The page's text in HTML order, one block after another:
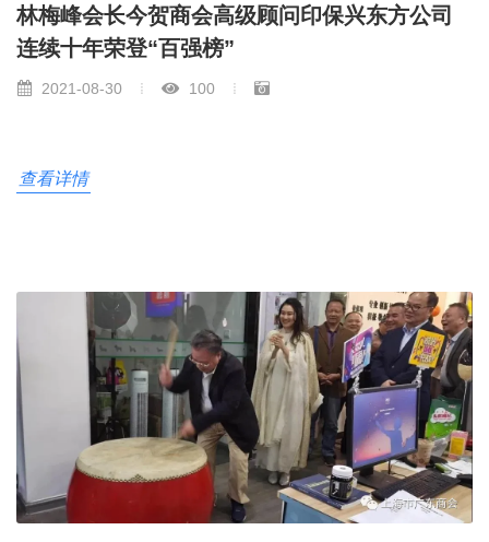
林梅峰会长今贺商会高级顾问印保兴东方公司
连续十年荣登“百强榜”
2021-08-30 100
查看详情